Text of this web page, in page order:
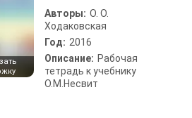
Авторы: О. О.
Ходаковская
Год: 2016
Описание: Рабочая
тетрадь к учебнику
О.М.Несвит